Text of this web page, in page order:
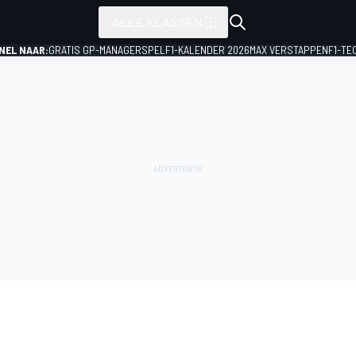
NAAR:GRATIS GP-MANAGERSPEL F1-KALENDER 2026MAX VERSTAPPENF1-